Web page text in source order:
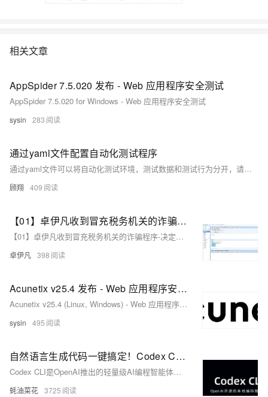
相关文章
AppSpider 7.5.020 发布 - Web 应用程序安全测试
AppSpider 7.5.020 for Windows - Web 应用程序安全测试
sysin 283
通过yaml文件配置自动化测试程序
通过yaml文件可以将自动化测试环境，测试数据和测试行为分开，请看一下案例
顾翔 409
【01】卓伊凡收到冒充税务机关的诈骗程序-决定在沙盒Sandbox环境中运行测试下-广大企业同胞们注意防诈骗
【01】卓伊凡收到冒充税务机关的诈骗程序-决定在沙盒Sandbox环境中运行测试下-广大企业同胞们注意防诈骗
卓伊凡 398
Acunetix v25.4 发布 - Web 应用程序安全测试
Acunetix v25.4 (Linux, Windows) - Web 应用程序安全测试
sysin 495
自然语言生成代码一键搞定！Codex CLI：OpenAI开源终端AI编程助手，代码重构+测试全自动
Codex CLI是OpenAI推出的轻量级AI编程智能体，基于自然语言指令帮助开发者高效生成代码、执行文件操作和进行版本控制，支持代码生成、重构、测试及数据库迁移等功能。
蚝油菜花 3725